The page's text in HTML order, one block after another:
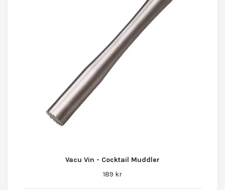
Vacu Vin - Cocktail Muddler
189 kr